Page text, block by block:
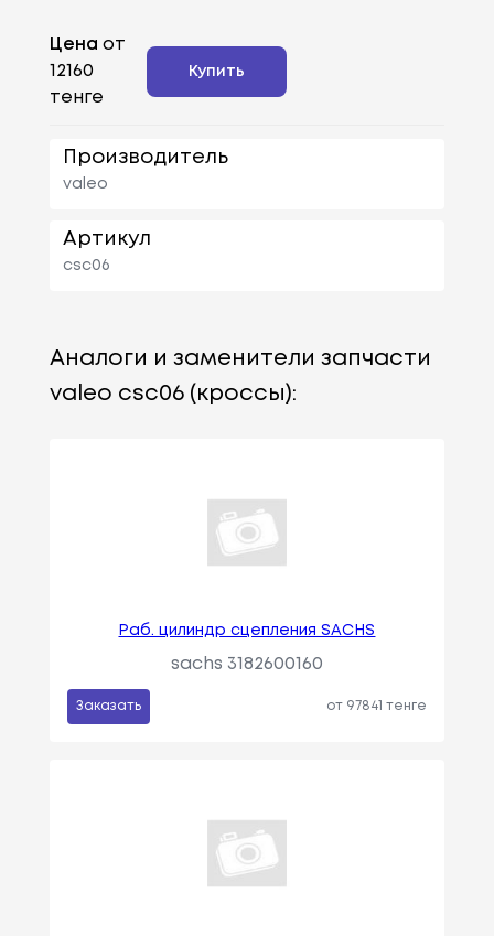
Цена от
12160
тенге
Купить
Производитель
valeo
Артикул
csc06
Аналоги и заменители запчасти
valeo csc06 (кроссы):
Раб. цилиндр сцепления SACHS
sachs 3182600160
Заказать от 97841 тенге